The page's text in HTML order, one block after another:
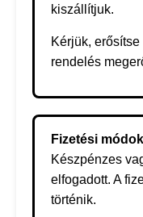
kiszállítjuk.
Kérjük,
rendelés
Fizetési
Készpénzes
elfogadott. A
történik.